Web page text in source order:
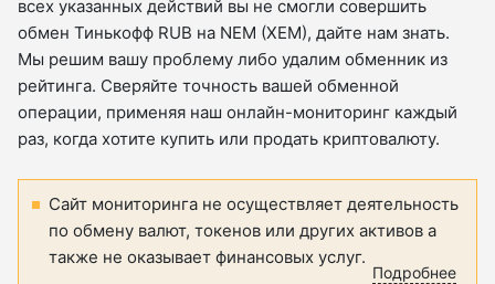
всех указанных действий вы не смогли совершить
обмен Тинькофф RUB на NEM (XEM), дайте нам знать.
Мы решим вашу проблему либо удалим обменник из
рейтинга. Сверяйте точность вашей обменной
операции, применяя наш онлайн-мониторинг каждый
раз, когда хотите купить или продать криптовалюту.
Сайт мониторинга не осуществляет деятельность
по обмену валют, токенов или других активов а
также не оказывает финансовых услуг.
Подробнее